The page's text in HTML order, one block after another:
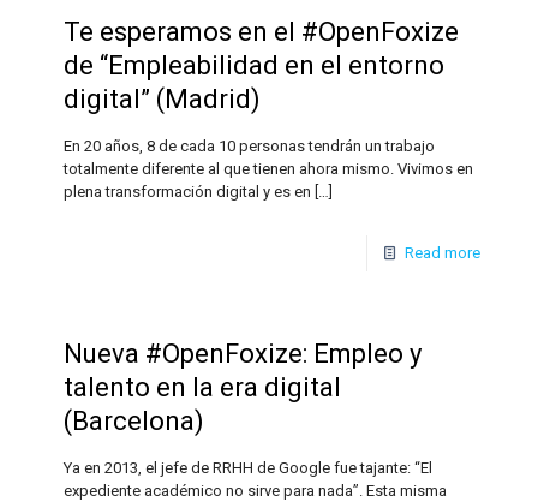
Te esperamos en el #OpenFoxize
de “Empleabilidad en el entorno
digital” (Madrid)
En 20 años, 8 de cada 10 personas tendrán un trabajo
totalmente diferente al que tienen ahora mismo. Vivimos en
plena transformación digital y es en […]
Read more
Nueva #OpenFoxize: Empleo y
talento en la era digital
(Barcelona)
Ya en 2013, el jefe de RRHH de Google fue tajante: “El
expediente académico no sirve para nada”. Esta misma